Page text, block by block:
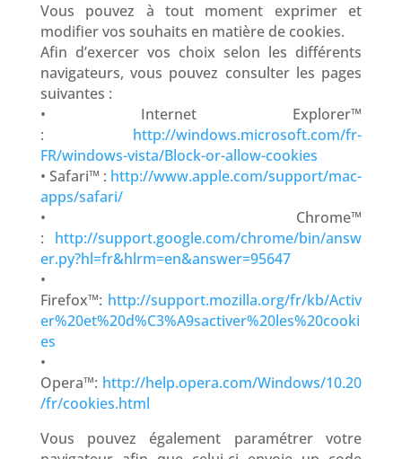
Vous pouvez à tout moment exprimer et
modifier vos souhaits en matière de cookies.
Afin d’exercer vos choix selon les différents
navigateurs, vous pouvez consulter les pages
suivantes :
• Internet Explorer™
: http://windows.microsoft.com/fr-
FR/windows-vista/Block-or-allow-cookies
• Safari™ : http://www.apple.com/support/mac-
apps/safari/
• Chrome™
: http://support.google.com/chrome/bin/answ
er.py?hl=fr&hlrm=en&answer=95647
•
Firefox™: http://support.mozilla.org/fr/kb/Activ
er%20et%20d%C3%A9sactiver%20les%20cooki
es
•
Opera™: http://help.opera.com/Windows/10.20
/fr/cookies.html
Vous pouvez également paramétrer votre